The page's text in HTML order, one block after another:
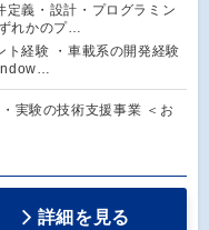
定義・設計・プログラミン
れかのプ…
ト経験 ・車載系の開発経験
実験の技術支援事業 ＜お
詳細を見る